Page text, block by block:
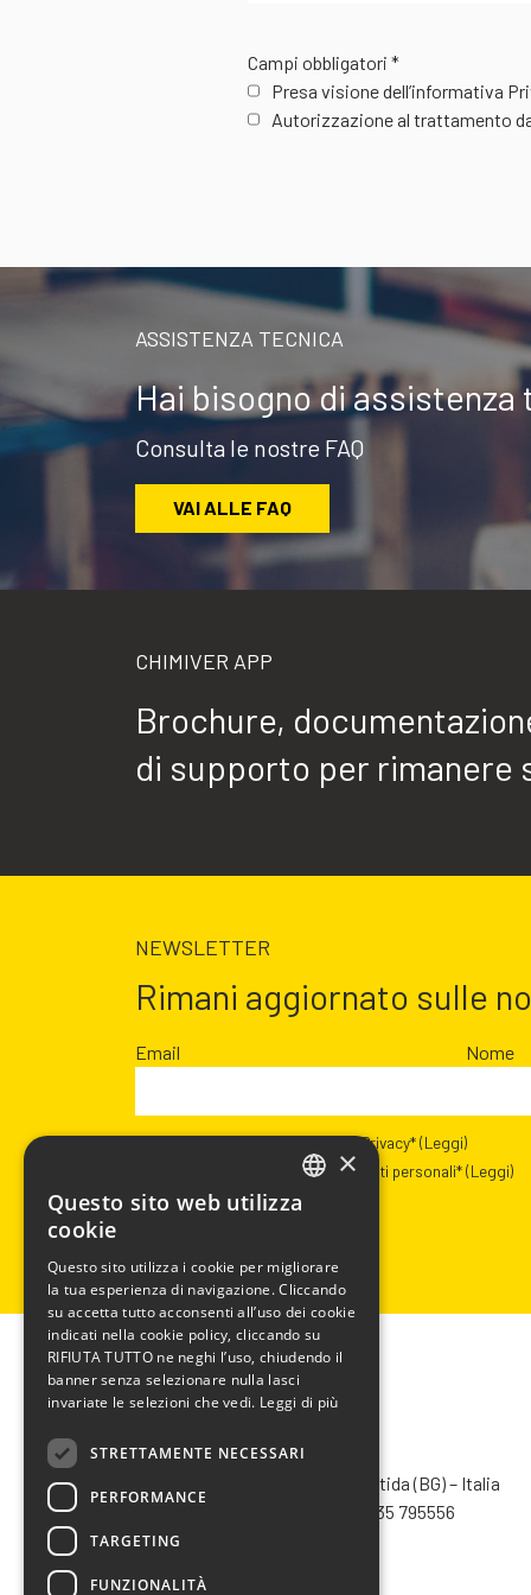
Campi obbligatori *
Presa visione dell’informativa
Autorizzazione al trattamento
ASSISTENZA TECNICA
Hai bisogno di
Consulta le nostre FAQ
VAI ALLE FAQ
CHIMIVER APP
Brochure,
di supporto per rimanere
NEWSLETTER
Rimani aggiornato sulle
Email Nome
Presa visione dell’informativa Privacy*(Leggi)
Autorizzazione al trattamento dati personali*(Leggi)
CHIMIVER PANSERI S.p.A.
Via Bergamo, 1401 – 24030 Pontida (BG) – Italia
– Fax +39 035 795556
info@chimiver.com
FRENCH
SPANISH
×
Questo sito web utilizza
cookie
Questo sito utilizza i cookie per migliorare
la tua esperienza di navigazione. Cliccando
su accetta tutto acconsenti all’uso dei cookie
indicati nella cookie policy, cliccando su
RIFIUTA TUTTO ne neghi l’uso, chiudendo il
banner senza selezionare nulla lasci
invariate le selezioni che vedi. Leggi di più
STRETTAMENTE NECESSARI
PERFORMANCE
TARGETING
FUNZIONALITÀ